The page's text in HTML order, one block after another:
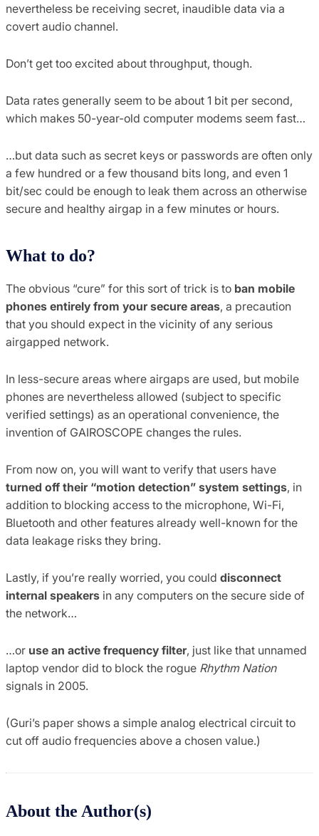
nevertheless be receiving secret, inaudible data via a
covert audio channel.
Don’t get too excited about throughput, though.
Data rates generally seem to be about 1 bit per second,
which makes 50-year-old computer modems seem fast…
…but data such as secret keys or passwords are often only
a few hundred or a few thousand bits long, and even 1
bit/sec could be enough to leak them across an otherwise
secure and healthy airgap in a few minutes or hours.
What to do?
The obvious “cure” for this sort of trick is to ban mobile
phones entirely from your secure areas, a precaution
that you should expect in the vicinity of any serious
airgapped network.
In less-secure areas where airgaps are used, but mobile
phones are nevertheless allowed (subject to specific
verified settings) as an operational convenience, the
invention of GAIROSCOPE changes the rules.
From now on, you will want to verify that users have
turned off their “motion detection” system settings, in
addition to blocking access to the microphone, Wi-Fi,
Bluetooth and other features already well-known for the
data leakage risks they bring.
Lastly, if you’re really worried, you could disconnect
internal speakers in any computers on the secure side of
the network…
…or use an active frequency filter, just like that unnamed
laptop vendor did to block the rogue Rhythm Nation
signals in 2005.
(Guri’s paper shows a simple analog electrical circuit to
cut off audio frequencies above a chosen value.)
About the Author(s)